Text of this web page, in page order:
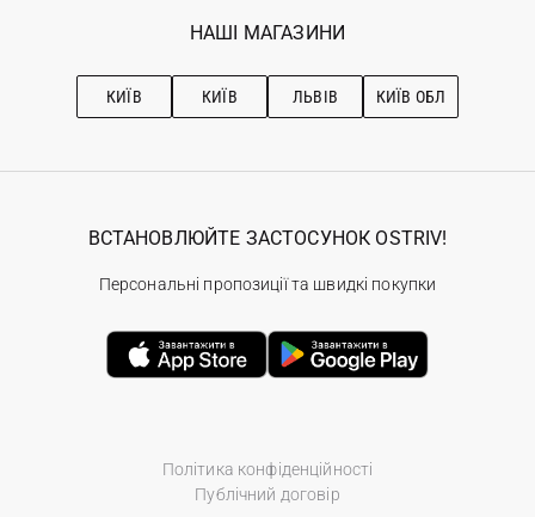
Ostriv Club+
Наші магазини
Рекомендації з догляду
НАШІ МАГАЗИНИ
КИЇВ КИЇВ ЛЬВІВ КИЇВ ОБЛ
Політика конфіденційності
Публічний договір
ВСТАНОВЛЮЙТЕ ЗАСТОСУНОК OSTRIV!
Персональні пропозиції та швидкі покупки